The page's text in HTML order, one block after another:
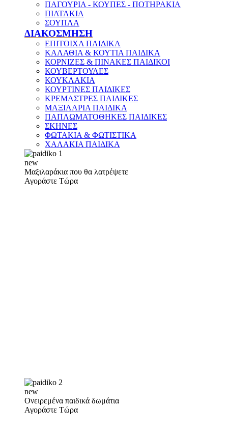
ΠΑΓΟΥΡΙΑ - ΚΟΥΠΕΣ - ΠΟΤΗΡΑΚΙΑ
ΠΙΑΤΑΚΙΑ
ΣΟΥΠΛΑ
ΔΙΑΚΟΣΜΗΣΗ
ΕΠΙΤΟΙΧΑ ΠΑΙΔΙΚΑ
ΚΑΛΑΘΙΑ & ΚΟΥΤΙΑ ΠΑΙΔΙΚΑ
ΚΟΡΝΙΖΕΣ & ΠΙΝΑΚΕΣ ΠΑΙΔΙΚΟΙ
ΚΟΥΒΕΡΤΟΥΛΕΣ
ΚΟΥΚΛΑΚΙΑ
ΚΟΥΡΤΙΝΕΣ ΠΑΙΔΙΚΕΣ
ΚΡΕΜΑΣΤΡΕΣ ΠΑΙΔΙΚΕΣ
ΜΑΞΙΛΑΡΙΑ ΠΑΙΔΙΚΑ
ΠΑΠΛΩΜΑΤΟΘΗΚΕΣ ΠΑΙΔΙΚΕΣ
ΣΚΗΝΕΣ
ΦΩΤΑΚΙΑ & ΦΩΤΙΣΤΙΚΑ
ΧΑΛΑΚΙΑ ΠΑΙΔΙΚΑ
new
Μαξιλαράκια που θα λατρέψετε
Αγοράστε Τώρα
new
Ονειρεμένα παιδικά δωμάτια
Αγοράστε Τώρα